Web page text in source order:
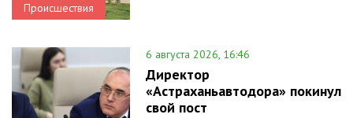
Происшествия
6 августа 2026, 16:46
Директор
«Астраханьавтодора» покинул
свой пост